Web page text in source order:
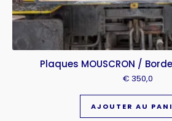
Plaques MOUSCRON /
€ 350,0
AJOUTER AU